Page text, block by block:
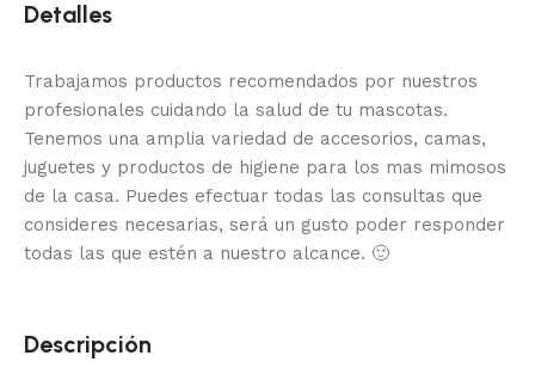
Detalles
Trabajamos productos recomendados por nuestros
profesionales cuidando la salud de tu mascotas.
Tenemos una amplia variedad de accesorios, camas,
juguetes y productos de higiene para los mas mimosos
de la casa. Puedes efectuar todas las consultas que
consideres necesarias, será un gusto poder responder
todas las que estén a nuestro alcance. 🙂
Descripción